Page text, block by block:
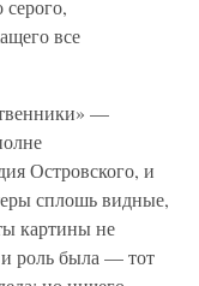
все
—
Островского, и
сплошь видные,
картины не
и роль была — тот